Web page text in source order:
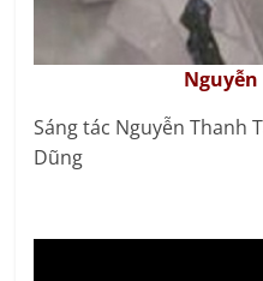
Nguyễn
Sáng tác Nguyễn Thanh
Dũng